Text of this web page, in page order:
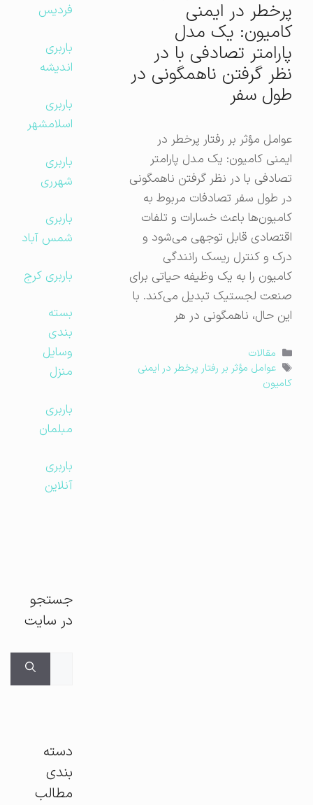
پرخطر در ایمنی
کامیون: یک مدل
پارامتر تصادفی با در
نظر گرفتن ناهمگونی در
طول سفر
عوامل مؤثر بر رفتار پرخطر در
ایمنی کامیون: یک مدل پارامتر
تصادفی با در نظر گرفتن ناهمگونی
در طول سفر تصادفات مربوط به
کامیون‌ها باعث خسارات و تلفات
اقتصادی قابل توجهی می‌شود و
درک و کنترل ریسک رانندگی
کامیون را به یک وظیفه حیاتی برای
صنعت لجستیک تبدیل می‌کند. با
این حال، ناهمگونی در هر
دسته‌ها
مقالات
برچسب‌ها
عوامل مؤثر بر رفتار پرخطر در ایمنی
کامیون
فردیس
باربری
اندیشه
باربری
اسلامشهر
باربری
شهرری
باربری
شمس آباد
باربری کرج
بسته
بندی
وسایل
منزل
باربری
مبلمان
باربری
آنلاین
جستجو
در سایت
دسته
بندی
مطالب